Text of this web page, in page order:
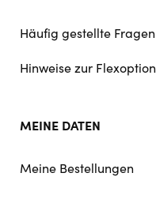
Häufig gestellte Fragen
Hinweise zur Flexoption
MEINE DATEN
Meine Bestellungen